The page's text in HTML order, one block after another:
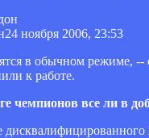
24 ноября 2006, 23:53
в обычном режиме,
к работе.
чемпионов все ли в